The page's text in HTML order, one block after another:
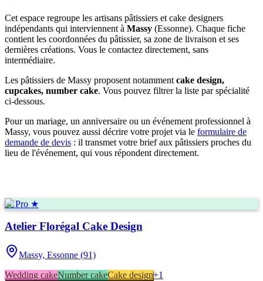
Cet espace regroupe les artisans pâtissiers et cake designers
indépendants qui interviennent à Massy (Essonne). Chaque fiche
contient les coordonnées du pâtissier, sa zone de livraison et ses
dernières créations. Vous le contactez directement, sans
intermédiaire.
Les pâtissiers de Massy proposent notamment cake design,
cupcakes, number cake. Vous pouvez filtrer la liste par spécialité
ci-dessous.
Pour un mariage, un anniversaire ou un événement professionnel à
Massy, vous pouvez aussi décrire votre projet via le formulaire de
demande de devis : il transmet votre brief aux pâtissiers proches du
lieu de l'événement, qui vous répondent directement.
★ Pro ★
Atelier Florégal Cake Design
Massy, Essonne (91)
Wedding cakeNumber cakeCake design+1